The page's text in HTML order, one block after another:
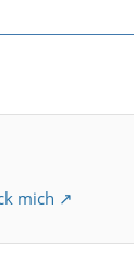
mich